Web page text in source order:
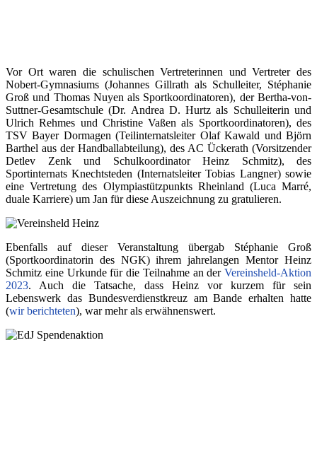
Vor Ort waren die schulischen Vertreterinnen und Vertreter des
Nobert-Gymnasiums (Johannes Gillrath als Schulleiter, Stéphanie
Groß und Thomas Nuyen als Sportkoordinatoren), der Bertha-von-
Suttner-Gesamtschule (Dr. Andrea D. Hurtz als Schulleiterin und
Ulrich Rehmes und Christine Vaßen als Sportkoordinatoren), des
TSV Bayer Dormagen (Teilinternatsleiter Olaf Kawald und Björn
Barthel aus der Handballabteilung), des AC Ückerath (Vorsitzender
Detlev Zenk und Schulkoordinator Heinz Schmitz), des
Sportinternats Knechtsteden (Internatsleiter Tobias Langner) sowie
eine Vertretung des Olympiastützpunkts Rheinland (Luca Marré,
duale Karriere) um Jan für diese Auszeichnung zu gratulieren.
Ebenfalls auf dieser Veranstaltung übergab Stéphanie Groß
(Sportkoordinatorin des NGK) ihrem jahrelangen Mentor Heinz
Schmitz eine Urkunde für die Teilnahme an der Vereinsheld-Aktion
2023. Auch die Tatsache, dass Heinz vor kurzem für sein
Lebenswerk das Bundesverdienstkreuz am Bande erhalten hatte
(wir berichteten), war mehr als erwähnenswert.